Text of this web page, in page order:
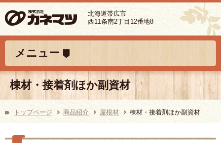
北海道帯広市
西11条南2丁目12番地8
メニュー
棟材・接着剤ほか副資材
トップページ 商品紹介 屋根材 棟材・接着剤ほか副資材